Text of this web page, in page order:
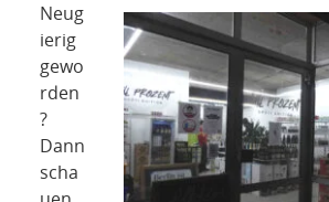
Neug
ierig
gewo
rden
?
Dann
scha